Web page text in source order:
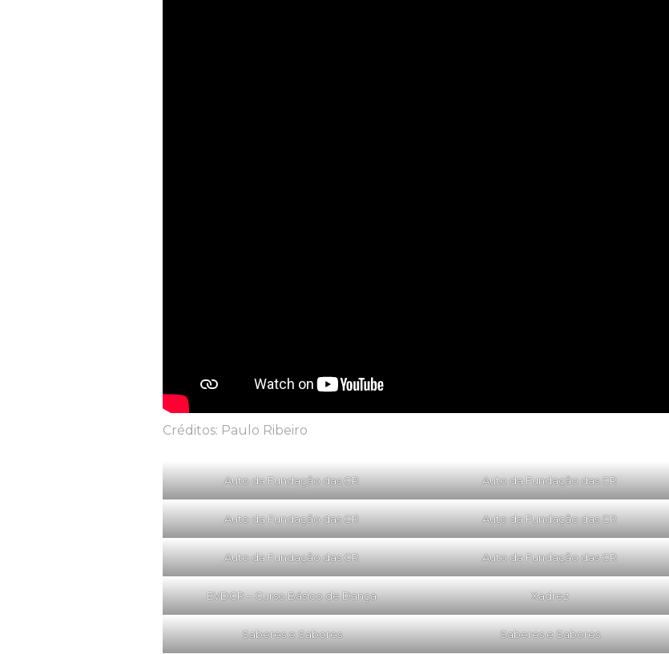
Créditos: Paulo Ribeiro
Auto da Fundação das CR Auto da Fundação das CR
Auto da Fundação das CR Auto da Fundação das CR
Auto da Fundação das CR Auto da Fundação das CR
EVDCR – Curso Básico de Dança Xadrez
Saberes e Sabores Saberes e Sabores